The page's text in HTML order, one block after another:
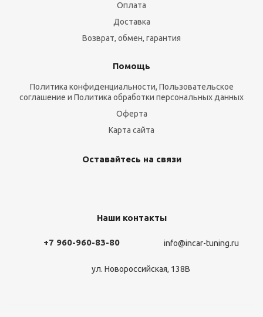
Оплата
Доставка
Возврат, обмен, гарантия
Помощь
Политика конфиденциальности, Пользовательское
соглашение и Политика обработки персональных данных
Оферта
Карта сайта
Оставайтесь на связи
Наши контакты
+7 960-960-83-80 info@incar-tuning.ru
ул. Новороссийская, 138В